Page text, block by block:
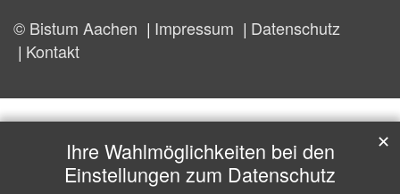
© Bistum Aachen Impressum
Datenschutz
Kontakt
Ihre Wahlmöglichkeiten bei den
Einstellungen zum Datenschutz
✕